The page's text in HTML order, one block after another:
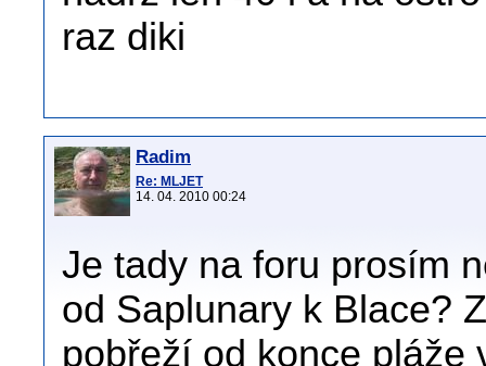
raz diki
Radim
Re: MLJET
14. 04. 2010 00:24
Je tady na foru prosím
od Saplunary k Blace?
pobřeží od konce pláže